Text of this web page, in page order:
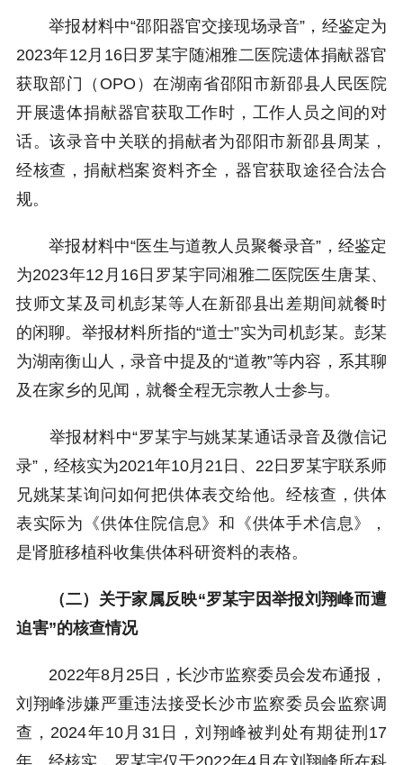
举报材料中“邵阳器官交接现场录音”，经鉴定为
2023年12月16日罗某宇随湘雅二医院遗体捐献器官
获取部门（OPO）在湖南省邵阳市新邵县人民医院
开展遗体捐献器官获取工作时，工作人员之间的对
话。该录音中关联的捐献者为邵阳市新邵县周某，
经核查，捐献档案资料齐全，器官获取途径合法合
规。
举报材料中“医生与道教人员聚餐录音”，经鉴定
为2023年12月16日罗某宇同湘雅二医院医生唐某、
技师文某及司机彭某等人在新邵县出差期间就餐时
的闲聊。举报材料所指的“道士”实为司机彭某。彭某
为湖南衡山人，录音中提及的“道教”等内容，系其聊
及在家乡的见闻，就餐全程无宗教人士参与。
举报材料中“罗某宇与姚某某通话录音及微信记
录”，经核实为2021年10月21日、22日罗某宇联系师
兄姚某某询问如何把供体表交给他。经核查，供体
表实际为《供体住院信息》和《供体手术信息》，
是肾脏移植科收集供体科研资料的表格。
（二）关于家属反映“罗某宇因举报刘翔峰而遭
迫害”的核查情况
2022年8月25日，长沙市监察委员会发布通报，
刘翔峰涉嫌严重违法接受长沙市监察委员会监察调
查，2024年10月31日，刘翔峰被判处有期徒刑17
年。经核实，罗某宇仅于2022年4月在刘翔峰所在科